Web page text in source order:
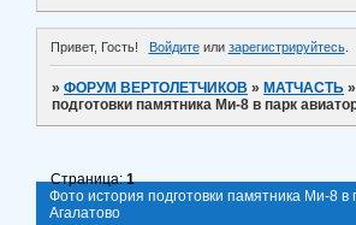
Привет, Гость! Войдитеили зарегистрируйтесь.
»ФОРУМ ВЕРТОЛЕТЧИКОВ » МАТЧАСТЬ
подготовки памятника Ми-8 в парк
Фото история подготовки памятника Ми-8 в
Агалатово
Страница:1